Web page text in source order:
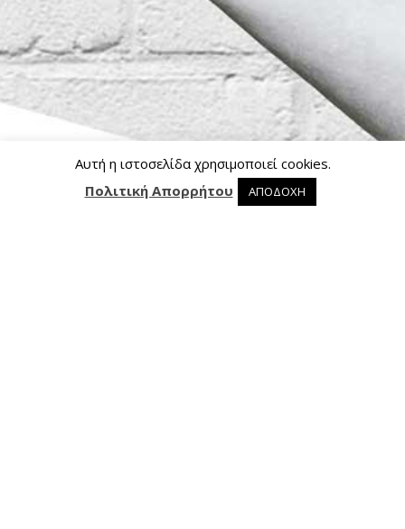
0 0 προϊόντα στο καλάθι
Αυτή η ιστοσελίδα χρησιμοποιεί cookies.
Πολιτική Απορρήτου
ΑΠΟΔΟΧΗ